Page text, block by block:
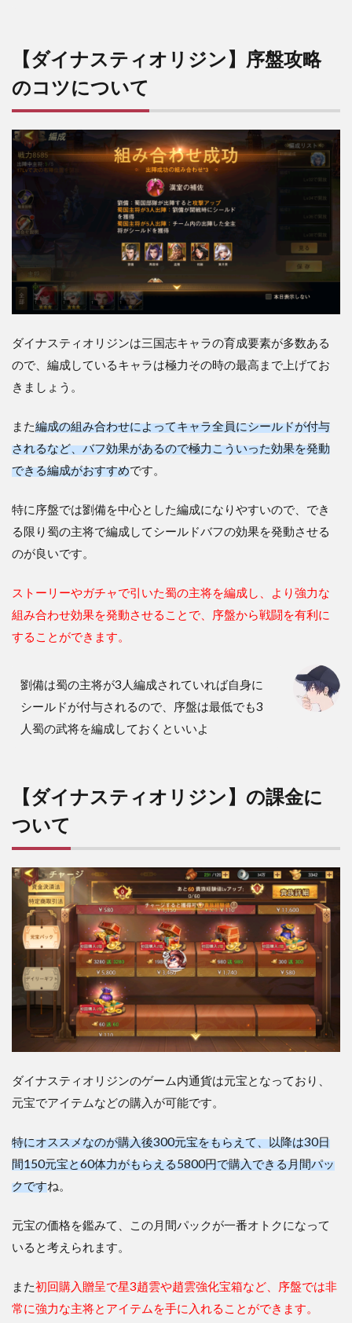
【ダイナスティオリジン】序盤攻略
のコツについて
ダイナスティオリジンは三国志キャラの育成要素が多数ある
ので、編成しているキャラは極力その時の最高まで上げてお
きましょう。
また編成の組み合わせによってキャラ全員にシールドが付与
されるなど、バフ効果があるので極力こういった効果を発動
できる編成がおすすめです。
特に序盤では劉備を中心とした編成になりやすいので、でき
る限り蜀の主将で編成してシールドバフの効果を発動させる
のが良いです。
ストーリーやガチャで引いた蜀の主将を編成し、より強力な
組み合わせ効果を発動させることで、序盤から戦闘を有利に
することができます。
劉備は蜀の主将が3人編成されていれば自身に
シールドが付与されるので、序盤は最低でも3
人蜀の武将を編成しておくといいよ
【ダイナスティオリジン】の課金に
ついて
ダイナスティオリジンのゲーム内通貨は元宝となっており、
元宝でアイテムなどの購入が可能です。
特にオススメなのが購入後300元宝をもらえて、以降は30日
間150元宝と60体力がもらえる5800円で購入できる月間パッ
クですね。
元宝の価格を鑑みて、この月間パックが一番オトクになって
いると考えられます。
また初回購入贈呈で星3趙雲や趙雲強化宝箱など、序盤では非
常に強力な主将とアイテムを手に入れることができます。